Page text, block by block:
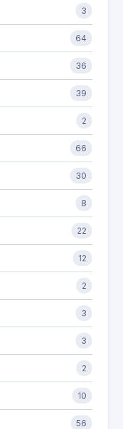
3
64
36
39
2
66
30
8
22
12
2
3
3
2
10
56